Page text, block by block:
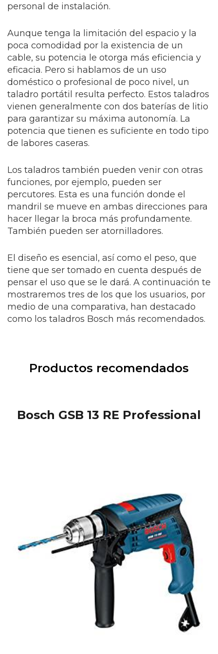
personal de instalación.
Aunque tenga la limitación del espacio y la
poca comodidad por la existencia de un
cable, su potencia le otorga más eficiencia y
eficacia. Pero si hablamos de un uso
doméstico o profesional de poco nivel, un
taladro portátil resulta perfecto. Estos taladros
vienen generalmente con dos baterías de litio
para garantizar su máxima autonomía. La
potencia que tienen es suficiente en todo tipo
de labores caseras.
Los taladros también pueden venir con otras
funciones, por ejemplo, pueden ser
percutores. Esta es una función donde el
mandril se mueve en ambas direcciones para
hacer llegar la broca más profundamente.
También pueden ser atornilladores.
El diseño es esencial, así como el peso, que
tiene que ser tomado en cuenta después de
pensar el uso que se le dará. A continuación te
mostraremos tres de los que los usuarios, por
medio de una comparativa, han destacado
como los taladros Bosch más recomendados.
Productos recomendados
Bosch GSB 13 RE Professional